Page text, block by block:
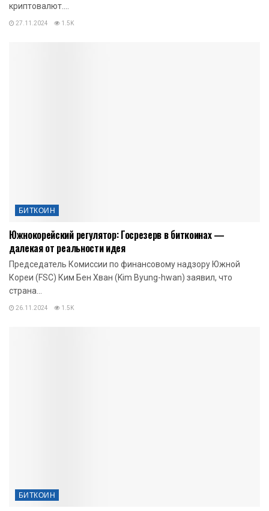
криптовалют....
27.11.2024 1.5K
БИТКОИН
Южнокорейский регулятор: Госрезерв в биткоинах —
далекая от реальности идея
Председатель Комиссии по финансовому надзору Южной
Кореи (FSC) Ким Бен Хван (Kim Byung-hwan) заявил, что
страна...
26.11.2024 1.5K
БИТКОИН